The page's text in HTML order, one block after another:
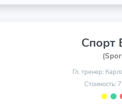
Спорт
Гл. тренер:
Стоимость:
⬤ ⬤